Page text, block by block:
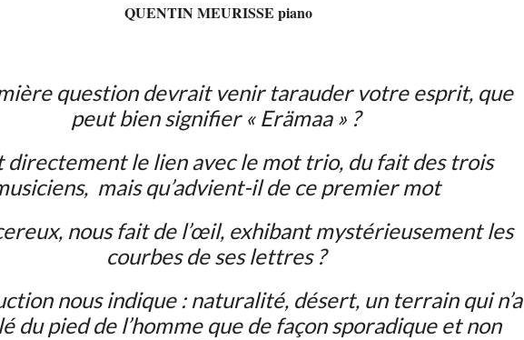
QUENTIN MEURISSE piano
question devrait venir tarauder votre esprit, que
peut bien signifier « Erämaa » ?
directement le lien avec le mot trio, du fait des trois
mais qu’advient-il de ce premier mot
nous fait de l’œil, exhibant mystérieusement les
courbes de ses lettres ?
nous indique : naturalité, désert, un terrain qui n’a
du pied de l’homme que de façon sporadique et non